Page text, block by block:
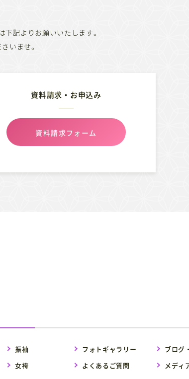
記よりお願いいたします。
いませ。
資料請求・お申込み
資料請求フォーム
振袖
女袴
フォトギャラリー
よくあるご質問
ブログ
メディ